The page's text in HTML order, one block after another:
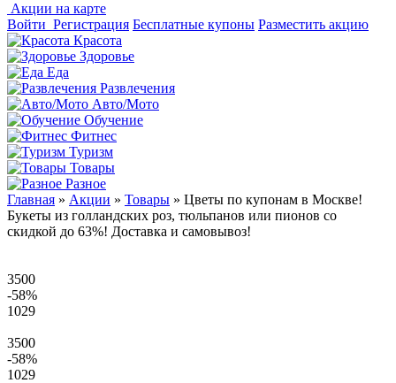
Акции на карте
Войти Регистрация Бесплатные купоны Разместить акцию
Красота
Здоровье
Еда
Развлечения
Авто/Мото
Обучение
Фитнес
Туризм
Товары
Разное
Главная » Акции » Товары » Цветы по купонам в Москве!
Букеты из голландских роз, тюльпанов или пионов со
скидкой до 63%! Доставка и самовывоз!
3500
-58%
1029
3500
-58%
1029